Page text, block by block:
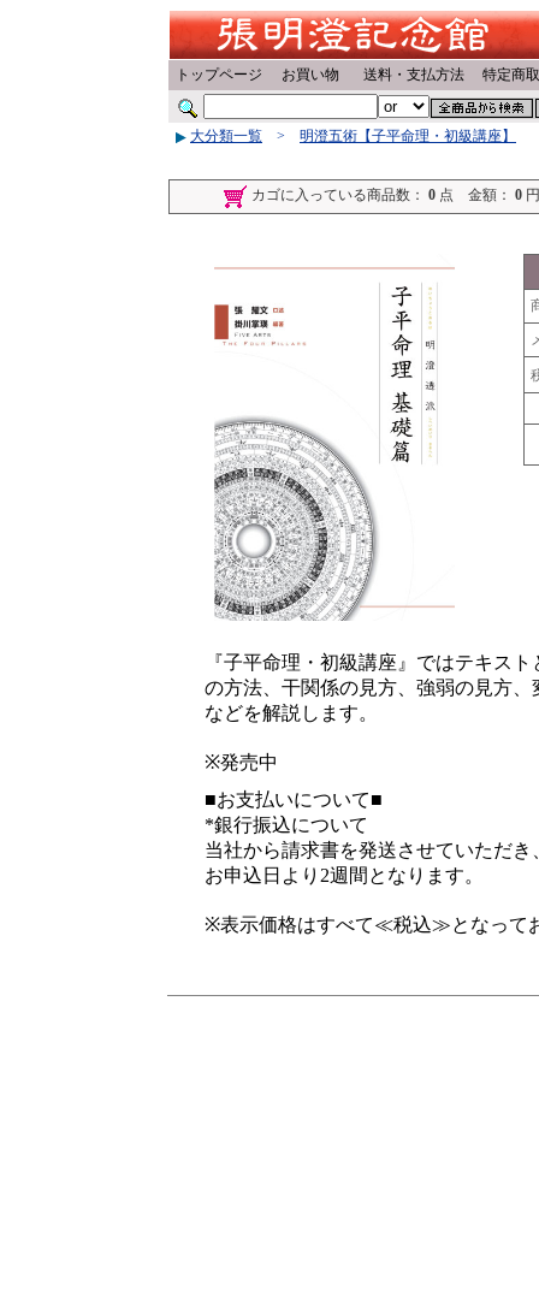
トップページ お買い物 送料・支払方法 特定商
大分類一覧 > 明澄五術【子平命理・初級講座】
カゴに入っている商品数： 0 点 金額： 0 円
『子平命理・初級講座』ではテキス
の方法、干関係の見方、強弱の見方
などを解説します。
※発売中
■お支払いについて■
*銀行振込について
当社から請求書を発送させていただき
お申込日より2週間となります。
※表示価格はすべて≪税込≫となって